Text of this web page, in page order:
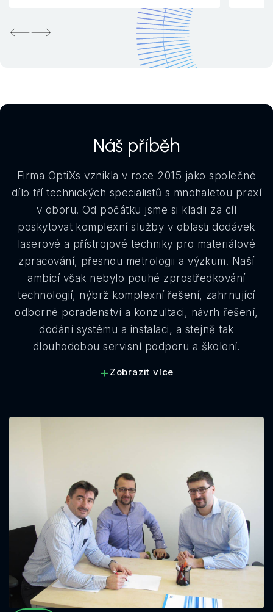
Předchozí
Další
Náš příběh
Firma OptiXs vznikla v roce 2015 jako společné
dílo tří technických specialistů s mnohaletou praxí
v oboru. Od počátku jsme si kladli za cíl
poskytovat komplexní služby v oblasti dodávek
laserové a přístrojové techniky pro materiálové
zpracování, přesnou metrologii a výzkum. Naší
ambicí však nebylo pouhé zprostředkování
technologií, nýbrž komplexní řešení, zahrnující
odborné poradenství a konzultaci, návrh řešení,
dodání systému a instalaci, a stejně tak
dlouhodobou servisní podporu a školení.
+ Zobrazit více